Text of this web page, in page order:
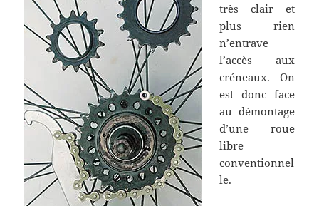
très clair et
plus rien
n’entrave
l’accès aux
créneaux. On
est donc face
au démontage
d’une roue
libre
conventionnel
le.